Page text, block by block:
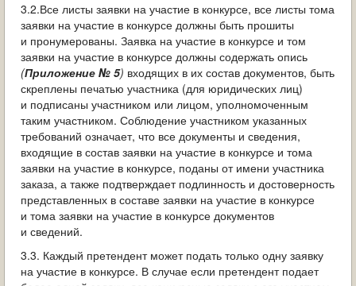
3.2.Все листы заявки на участие в конкурсе, все листы тома
заявки на участие в конкурсе должны быть прошиты
и пронумерованы. Заявка на участие в конкурсе и том
заявки на участие в конкурсе должны содержать опись
(Приложение № 5) входящих в их состав документов, быть
скреплены печатью участника (для юридических лиц)
и подписаны участником или лицом, уполномоченным
таким участником. Соблюдение участником указанных
требований означает, что все документы и сведения,
входящие в состав заявки на участие в конкурсе и тома
заявки на участие в конкурсе, поданы от имени участника
заказа, а также подтверждает подлинность и достоверность
представленных в составе заявки на участие в конкурсе
и тома заявки на участие в конкурсе документов
и сведений.
3.3. Каждый претендент может подать только одну заявку
на участие в конкурсе. В случае если претендент подает